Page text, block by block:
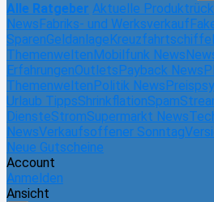
Alle Ratgeber Aktuelle
NewsFabriks- und Werksverkauf
SparenGeldanlageKreuzfahrtschiffe
ThemenweltenMobilfunk News
ErfahrungenOutletsPayback News
ThemenweltenPolitik News
Urlaub TippsShrinkflationSpam
DiensteStromSupermarkt News
NewsVerkaufsoffener Sonntag
Neue Gutscheine
Account
Anmelden
Ansicht